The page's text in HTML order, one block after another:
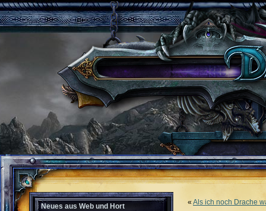
Neues aus Web und Hort « Als ich noch Drache